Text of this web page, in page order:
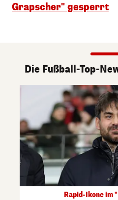
Grapscher" gesperrt
Die Fußball-Top-
Rapid-Ikone im